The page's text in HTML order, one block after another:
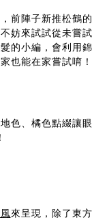
前陣子新推松鶴的
妨來試試從未嘗試
的小編，會利用錦
也能在家嘗試唷！
色、橘色點綴讓眼
來呈現，除了東方